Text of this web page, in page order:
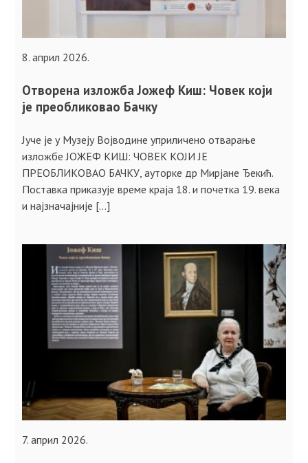
8. април 2026.
Отворена изложба Јожеф Киш: Човек који
је преобликовао Бачку
Јуче је у Музеју Војводине уприличено отварање
изложбе ЈОЖЕФ КИШ: ЧОВЕК КОЈИ ЈЕ
ПРЕОБЛИКОВАО БАЧКУ, ауторке др Мирјане Ђекић.
Поставка приказује време краја 18. и почетка 19. века
и најзначајније […]
7. април 2026.